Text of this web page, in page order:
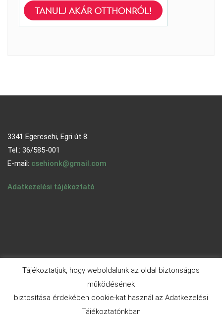
3341 Egercsehi, Egri út 8.
Tel.: 36/585-001
E-mail: csehionk@gmail.com
Adatkezelési tájékoztató
Tájékoztatjuk, hogy weboldalunk az oldal biztonságos
működésének
biztosítása érdekében cookie-kat használ az Adatkezelési
Tájékoztatónkban